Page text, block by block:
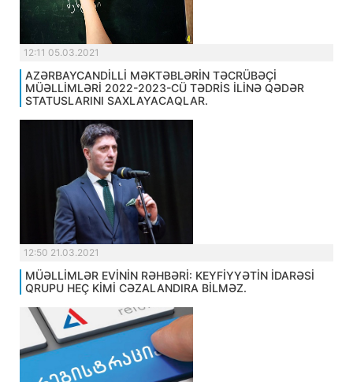
12:11 05.03.2021
AZƏRBAYCANDİLLİ MƏKTƏBLƏRİN TƏCRÜBƏÇİ
MÜƏLLİMLƏRİ 2022-2023-CÜ TƏDRİS İLİNƏ QƏDƏR
STATUSLARINI SAXLAYACAQLAR.
12:50 21.03.2021
MÜƏLLİMLƏR EVİNİN RƏHBƏRİ: KEYFİYYƏTİN İDARƏSİ
QRUPU HEÇ KİMİ CƏZALANDIRA BİLMƏZ.